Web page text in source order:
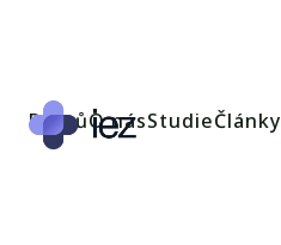
DomůO násStudieČlánky